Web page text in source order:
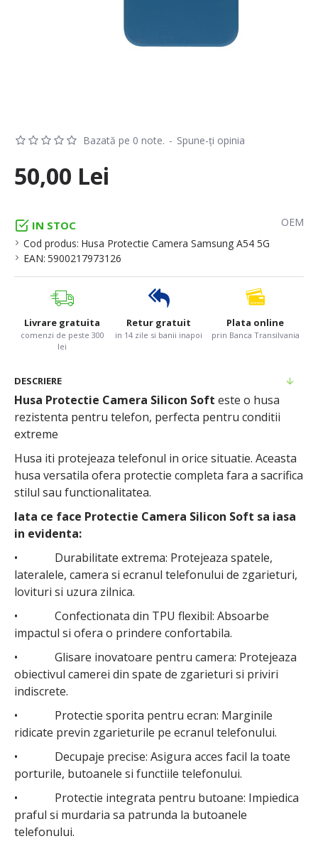
IN STOC
Cod produs: Husa Protectie Camera Samsung A54 5G
EAN: 5900217973126
OEM
Bazată pe 0 note. - Spune-ţi opinia
50,00 Lei
Livrare gratuita
comenzi de peste 300
lei
Retur gratuit
in 14 zile si banii inapoi
Plata online
prin Banca Transilvania
DESCRIERE
Husa Protectie Camera Silicon Soft este o husa
rezistenta pentru telefon, perfecta pentru conditii
extreme
Husa iti protejeaza telefonul in orice situatie. Aceasta
husa versatila ofera protectie completa fara a sacrifica
stilul sau functionalitatea.
Iata ce face Protectie Camera Silicon Soft sa iasa
in evidenta:
• Durabilitate extrema: Protejeaza spatele,
lateralele, camera si ecranul telefonului de zgarieturi,
lovituri si uzura zilnica.
• Confectionata din TPU flexibil: Absoarbe
impactul si ofera o prindere confortabila.
• Glisare inovatoare pentru camera: Protejeaza
obiectivul camerei din spate de zgarieturi si priviri
indiscrete.
• Protectie sporita pentru ecran: Marginile
ridicate previn zgarieturile pe ecranul telefonului.
• Decupaje precise: Asigura acces facil la toate
porturile, butoanele si functiile telefonului.
• Protectie integrata pentru butoane: Impiedica
praful si murdaria sa patrunda la butoanele
telefonului.